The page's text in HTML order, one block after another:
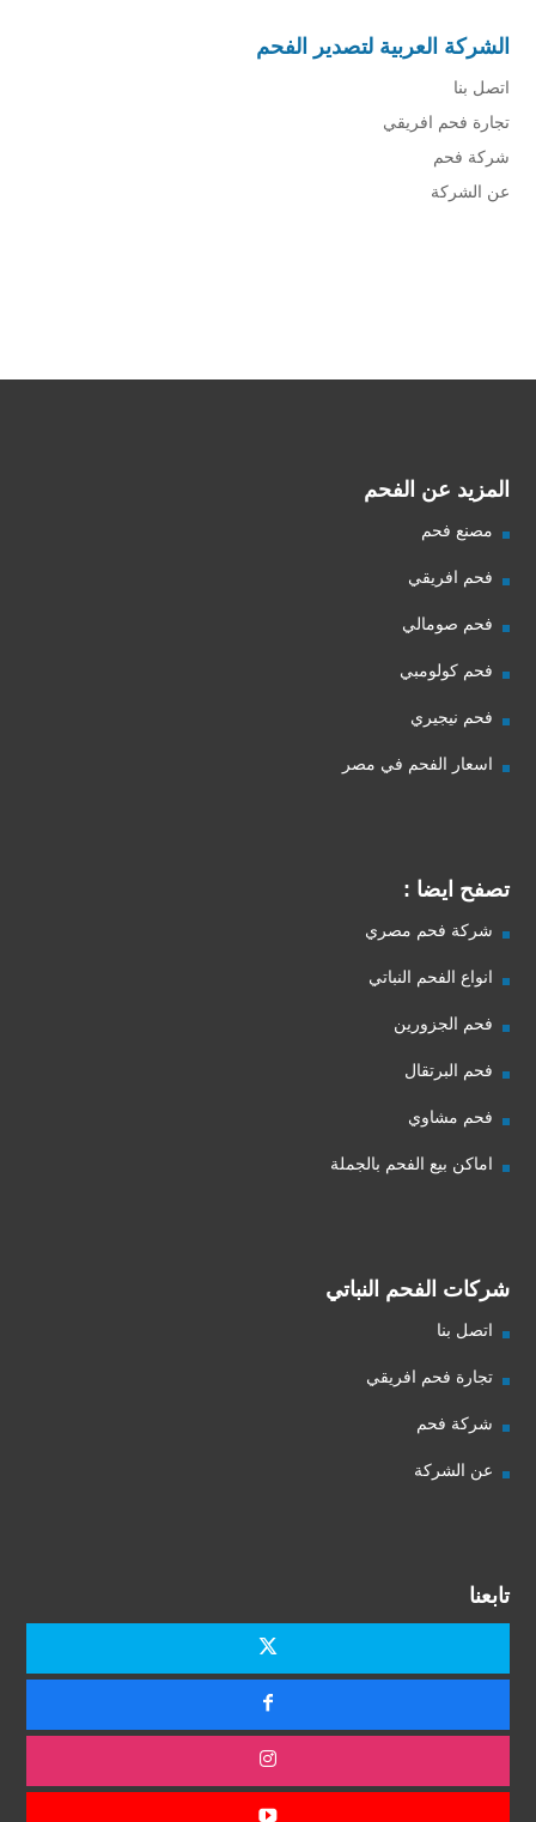
الشركة العربية لتصدير الفحم
اتصل بنا
تجارة فحم افريقي
شركة فحم
عن الشركة
المزيد عن الفحم
مصنع فحم
فحم افريقي
فحم صومالي
فحم كولومبي
فحم نيجيري
اسعار الفحم في مصر
تصفح ايضا :
شركة فحم مصري
انواع الفحم النباتي
فحم الجزورين
فحم البرتقال
فحم مشاوي
اماكن بيع الفحم بالجملة
شركات الفحم النباتي
اتصل بنا
تجارة فحم افريقي
شركة فحم
عن الشركة
تابعنا